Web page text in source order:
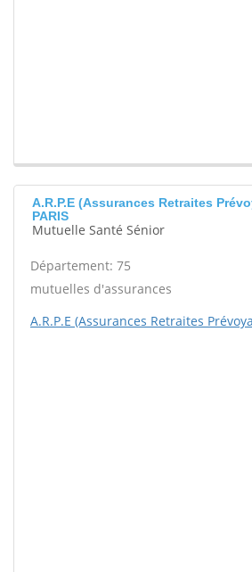
A.R.P.E (Assurances Retraites
PARIS
Mutuelle Santé Sénior
Département: 75
mutuelles d'assurances
A.R.P.E (Assurances Retraites